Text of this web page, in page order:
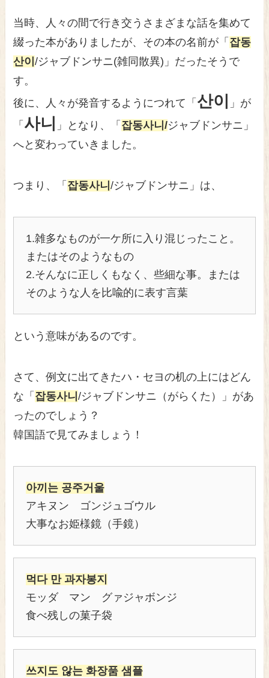
当時、人々の間で行き交うさまざまな話を集めて
綴った本がありましたが、その本の名前が「 잡동
산이/ジャブドンサニ(雑同散異)」だったそうで
す。
後に、人々が発音するようにつれて「 산이
」が
「 사니 」となり、「 잡동사니/ジャブドンサニ」
へと変わっていきました。
つまり、「 잡동사니/ジャブドンサニ」は、
1.雑多なものが一ケ所に入り混じったこと。
またはそのようなもの
2.そんなに正しくもなく、些細な事。または
そのような人を比喩的に表す言葉
という意味があるのです。
さて、例文に出てきたハ・セヨの机の上にはどん
な「 잡동사니/ジャブドンサニ（がらくた）」があ
ったのでしょう？
韓国語で見てみましょう！
아끼는 공주거울
アキヌン ゴンジュゴウル
大事なお姫様鏡（手鏡）
먹다 만 과자봉지
モッダ マン グァジャボンジ
食べ残しの菓子袋
쓰지도 않는 화장품 샘플